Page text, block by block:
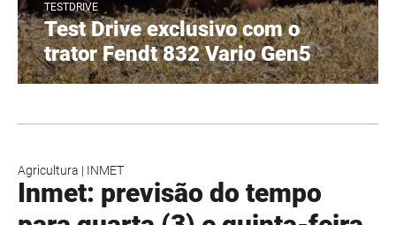
TESTDRIVE
Test Drive exclusivo com o
trator Fendt 832 Vario Gen5
Agricultura | INMET
Inmet: previsão do tempo